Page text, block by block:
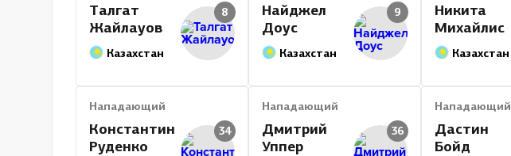
Талгат
Жайлауов
Казахстан
8
Найджел
Доус
Казахстан
9
Никита
Михайлис
Казахстан
Нападающий
Константин
Руденко
34
Нападающий
Дмитрий
Уппер
36
Нападающий
Дастин
Бойд